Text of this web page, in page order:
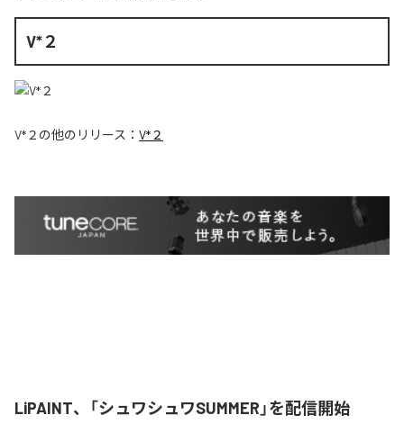
V*２
V*２ の他のリリース： V*２
LiPAINT、「シュワシュワSUMMER」を配信開始